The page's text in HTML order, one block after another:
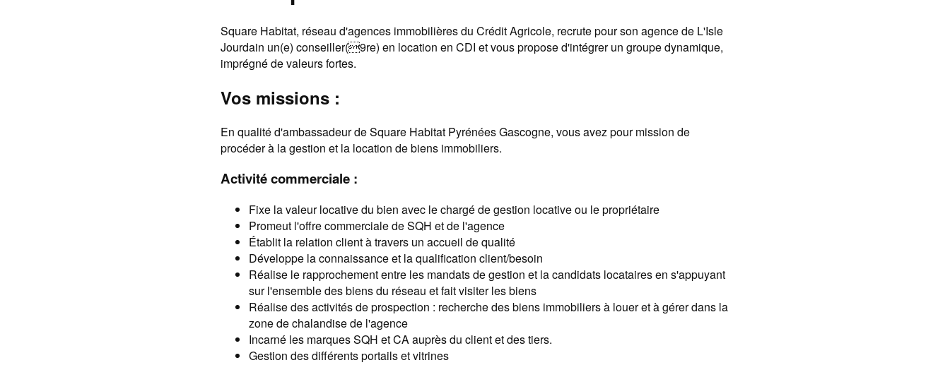
Square Habitat, réseau d'agences immobilières du Crédit Agricole, recrute pour son agence de L'Isle
Jourdain un(e) conseiller(9re) en location en CDI et vous propose d'intégrer un groupe dynamique,
imprégné de valeurs fortes.
Vos missions :
En qualité d'ambassadeur de Square Habitat Pyrénées Gascogne, vous avez pour mission de
procéder à la gestion et la location de biens immobiliers.
Activité commerciale :
Fixe la valeur locative du bien avec le chargé de gestion locative ou le propriétaire
Promeut l'offre commerciale de SQH et de l'agence
Établit la relation client à travers un accueil de qualité
Développe la connaissance et la qualification client/besoin
Réalise le rapprochement entre les mandats de gestion et la candidats locataires en s'appuyant
sur l'ensemble des biens du réseau et fait visiter les biens
Réalise des activités de prospection : recherche des biens immobiliers à louer et à gérer dans la
zone de chalandise de l'agence
Incarné les marques SQH et CA auprès du client et des tiers.
Gestion des différents portails et vitrines